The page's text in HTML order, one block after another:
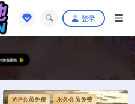
登录
VIP会员免费 永久会员免费